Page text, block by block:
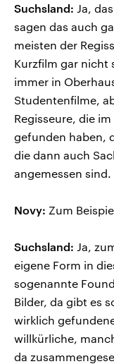
Suchsland: Ja,
sagen das auch
meisten der
Kurzfilm gar nicht
immer in
Studentenfilme,
Regisseure, die
gefunden haben,
die dann auch
angemessen sind.
Novy: Zum
Suchsland: Ja,
eigene Form in
sogenannte
Bilder, da gibt es
wirklich
willkürliche,
da